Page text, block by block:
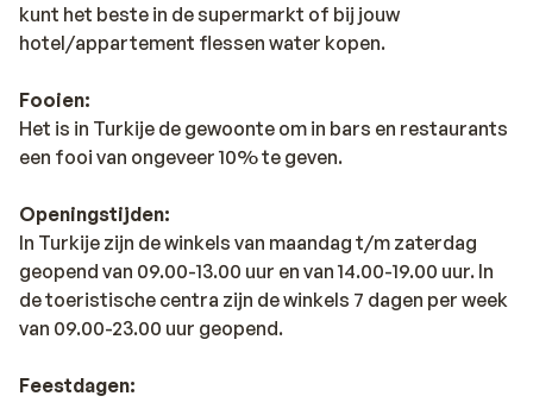
kunt het beste in de supermarkt of bij jouw
hotel/appartement flessen water kopen.
Fooien:
Het is in Turkije de gewoonte om in bars en restaurants
een fooi van ongeveer 10% te geven.
Openingstijden:
In Turkije zijn de winkels van maandag t/m zaterdag
geopend van 09.00-13.00 uur en van 14.00-19.00 uur. In
de toeristische centra zijn de winkels 7 dagen per week
van 09.00-23.00 uur geopend.
Feestdagen: